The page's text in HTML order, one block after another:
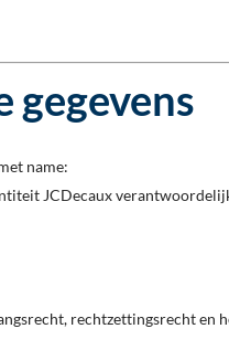
gegevens
name:
JCDecaux
rechtzettingsrecht en